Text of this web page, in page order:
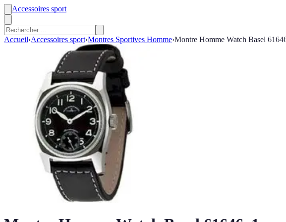
Accessoires sport
Accueil›Accessoires sport›Montres Sportives Homme›Montre Homme Watch Basel